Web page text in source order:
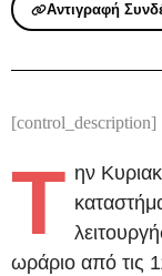
Αντιγραφή
[control_description]
Τ ην
ωράριο από τις